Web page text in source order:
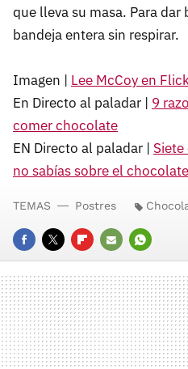
que lleva su masa. Para
bandeja entera sin respirar.
Imagen | Lee McCoy en
En Directo al paladar | 9
comer chocolate
EN Directo al paladar |
no sabías sobre el chocolate
FACEBOOK
TWITTERFLIPBOARD
E-
MAIL
TEMAS Postres